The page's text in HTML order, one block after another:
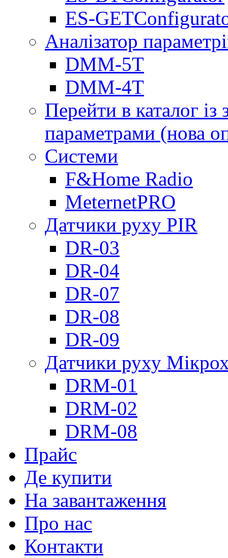
ES-
Аналізатор
DMM-5T
DMM-4T
Перейти в каталог
параметрами (нова
Системи
F&Home Radio
MeternetPRO
Датчики руху PIR
DR-03
DR-04
DR-07
DR-08
DR-09
Датчики руху
DRM-01
DRM-02
DRM-08
Прайс
Де купити
На завантаження
Про нас
Контакти